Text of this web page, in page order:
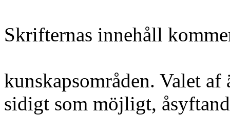
Skrifternas innehåll
kunskapsområden. Valet af
sidigt som möjligt,